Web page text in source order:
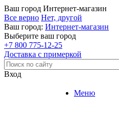
Ваш город Интернет-магазин
Все верно Нет, другой
Ваш город: Интернет-магазин
Выберите ваш город
+7 800 775-12-25
Доставка с примеркой
Вход
Меню